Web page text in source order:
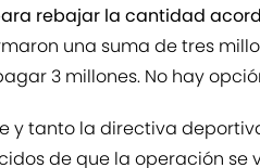
rebajar la cantidad
una suma de tres
3 millones. No hay
y tanto la directiva
de que la operación se